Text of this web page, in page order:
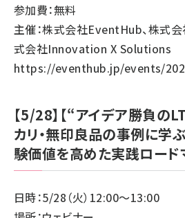
参加費：無料
主催：株式会社EventHub、株式
式会社Innovation X Solutions
https://eventhub.jp/events/
【5/28】【“アイデア勝負の
カリ・無印良品の事例に学
験価値を高めた実践ロード
日時：5/28（火）12:00～13:00